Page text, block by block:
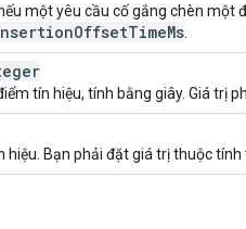
một yêu cầu cố gắng chèn một
OffsetTimeMs
tín hiệu, tính bằng giây. Giá trị
hiệu. Bạn phải đặt giá trị thuộc tính